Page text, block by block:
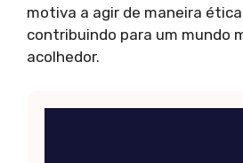
motiva a agir de maneira
contribuindo para um mundo
acolhedor.